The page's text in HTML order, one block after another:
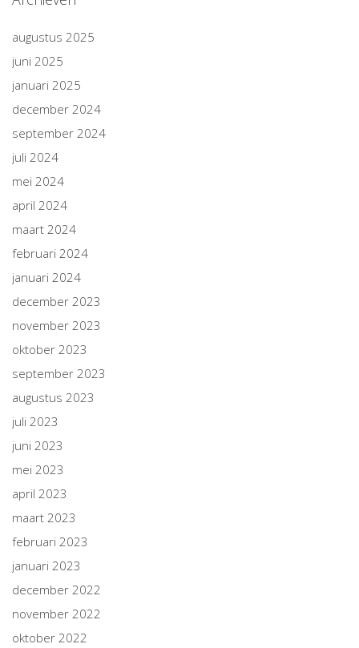
augustus 2025
juni 2025
januari 2025
december 2024
september 2024
juli 2024
mei 2024
april 2024
maart 2024
februari 2024
januari 2024
december 2023
november 2023
oktober 2023
september 2023
augustus 2023
juli 2023
juni 2023
mei 2023
april 2023
maart 2023
februari 2023
januari 2023
december 2022
november 2022
oktober 2022